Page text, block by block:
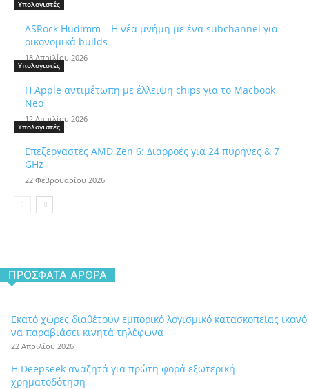
Υπολογιστές
ASRock Hudimm – Η νέα μνήμη με ένα subchannel για
οικονομικά builds
18 Απριλίου 2026
Υπολογιστές
Η Apple αντιμέτωπη με έλλειψη chips για το Macbook
Neo
12 Απριλίου 2026
Υπολογιστές
Επεξεργαστές AMD Zen 6: Διαρροές για 24 πυρήνες & 7
GHz
22 Φεβρουαρίου 2026
ΠΡΌΣΦΑΤΑ ΆΡΘΡΑ
Εκατό χώρες διαθέτουν εμπορικό λογισμικό κατασκοπείας ικανό
να παραβιάσει κινητά τηλέφωνα
22 Απριλίου 2026
Η Deepseek αναζητά για πρώτη φορά εξωτερική
χρηματοδότηση